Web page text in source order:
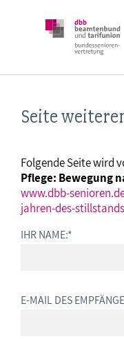
Seite
Folgende Seite wird
Pflege: Bewegung
www.dbb-
jahren-des-
IHR NAME:*
E-MAIL DES